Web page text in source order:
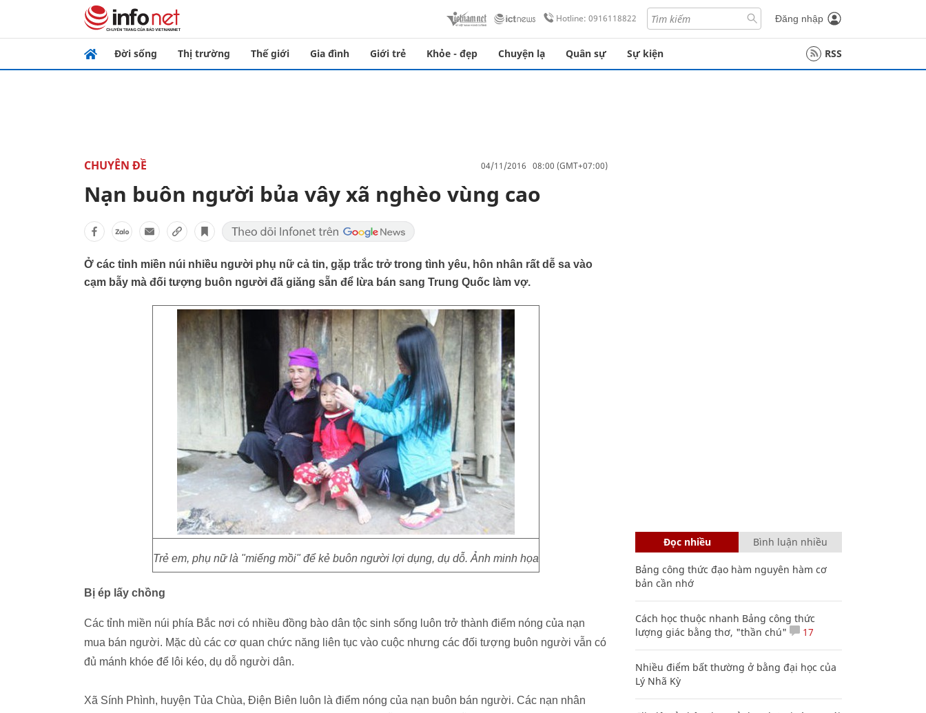
Hotline: 0916118822 Đăng nhập
Đời sống Thị trường Thế giới Gia đình Giới trẻ Khỏe - đẹp Chuyện lạ Quân sự Sự kiện RSS
CHUYÊN ĐỀ 04/11/2016 08:00 (GMT+07:00)
Nạn buôn người bủa vây xã nghèo vùng cao
Ở các tỉnh miền núi nhiều người phụ nữ cả tin, gặp trắc trở trong tình yêu, hôn nhân rất dễ sa vào
cạm bẫy mà đối tượng buôn người đã giăng sẵn để lừa bán sang Trung Quốc làm vợ.
Trẻ em, phụ nữ là "miếng mồi" để kẻ buôn người lợi dụng, dụ dỗ. Ảnh minh họa
Bị ép lấy chồng
Các tỉnh miền núi phía Bắc nơi có nhiều đồng bào dân tộc sinh sống luôn trở thành điểm nóng của nạn
mua bán người. Mặc dù các cơ quan chức năng liên tục vào cuộc nhưng các đối tượng buôn người vẫn có
đủ mánh khóe để lôi kéo, dụ dỗ người dân.
Xã Sính Phình, huyện Tủa Chùa, Điện Biên luôn là điểm nóng của nạn buôn bán người. Các nạn nhân
Đọc nhiều Bình luận nhiều
Bảng công thức đạo hàm nguyên hàm cơ
bản cần nhớ
Cách học thuộc nhanh Bảng công thức
lượng giác bằng thơ, "thần chú"
17
Nhiều điểm bất thường ở bằng đại học của
Lý Nhã Kỳ